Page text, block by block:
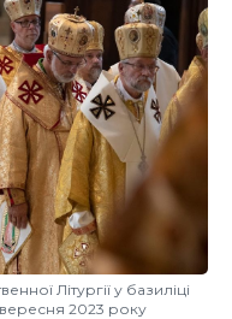
Літургії у базиліці
вересня 2023 року